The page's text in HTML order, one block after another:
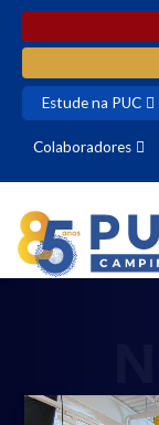
Estude na PUC
Colaboradores